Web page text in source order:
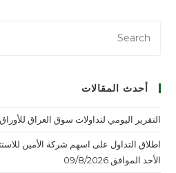
أحدث المقالات
التقرير اليومي لتداولات سوق العراق للأوراق
اطلاق التداول على اسهم شركة الأمين
الأحد الموافق 09/8/2026